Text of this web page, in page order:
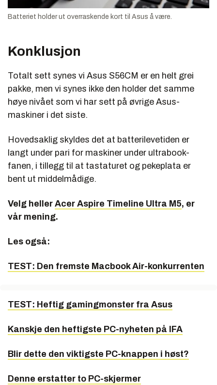
Batteriet holder ut overraskende kort til Asus å være.
Konklusjon
Totalt sett synes vi Asus S56CM er en helt grei
pakke, men vi synes ikke den holder det samme
høye nivået som vi har sett på øvrige Asus-
maskiner i det siste.
Hovedsaklig skyldes det at batterilevetiden er
langt under pari for maskiner under ultrabook-
fanen, i tillegg til at tastaturet og pekeplata er
bent ut middelmådige.
Velg heller Acer Aspire Timeline Ultra M5, er
vår mening.
Les også:
TEST: Den fremste Macbook Air-konkurrenten
TEST: Heftig gamingmonster fra Asus
Kanskje den heftigste PC-nyheten på IFA
Blir dette den viktigste PC-knappen i høst?
Denne erstatter to PC-skjermer